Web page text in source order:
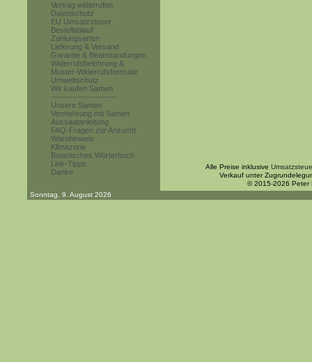
Vertrag widerrufen
Datenschutz
EU Umsatzsteuer
Bestellablauf
Zahlungsarten
Lieferung & Versand
Garantie & Beanstandungen
Widerrufsbelehrung &
Muster-Widerrufsformular
Umweltschutz
Wir kaufen Samen
------------------------
Unsere Samen
Vermehrung mit Samen
Aussaatanleitung
FAQ-Fragen zur Anzucht
Warnhinweis
Klimazone
Botanisches Wörterbuch
Link-Tipps
Danke
Alle Preise inklusive
Verkauf unter
© 2015-2026 Peter
Sonntag, 9. August 2026